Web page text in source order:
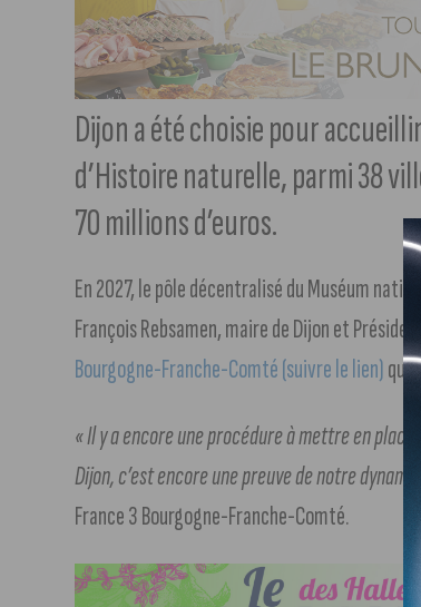
Dijon a été choisie pour
d’Histoire naturelle, parmi 38
70 millions d’euros.
En 2027, le pôle décentralisé du Muséum
François Rebsamen, maire de Dijon et
Bourgogne-Franche-Comté (suivre le lien)que
« Il y a encore une procédure à mettre en
Dijon, c’est encore une preuve de notre
France 3 Bourgogne-Franche-Comté.